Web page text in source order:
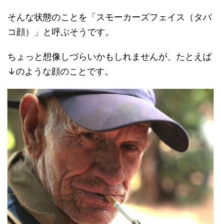
そんな状態のことを「スモーカーズフェイス（タバ
コ顔）」と呼ぶそうです。
ちょっと想像しづらいかもしれませんが、たとえば
↓のような顔のことです。